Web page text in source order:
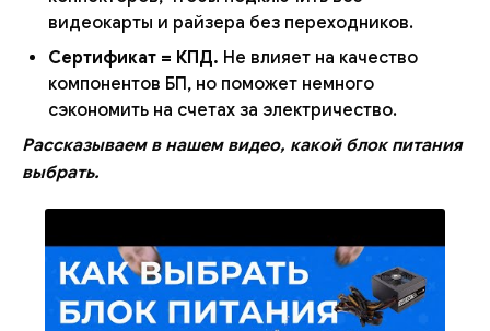
видеокарты и райзера без переходников.
Сертификат = КПД. Не влияет на качество
компонентов БП, но поможет немного
сэкономить на счетах за электричество.
Рассказываем в нашем видео, какой блок питания
выбрать.